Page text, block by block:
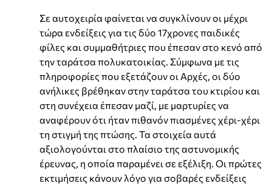
Σε αυτοχειρία φαίνεται να συγκλίνουν οι μέχρι
τώρα ενδείξεις για τις δύο 17χρονες παιδικές
φίλες και συμμαθήτριες που έπεσαν στο κενό από
την ταράτσα πολυκατοικίας. Σύμφωνα με τις
πληροφορίες που εξετάζουν οι Αρχές, οι δύο
ανήλικες βρέθηκαν στην ταράτσα του κτιρίου και
στη συνέχεια έπεσαν μαζί, με μαρτυρίες να
αναφέρουν ότι ήταν πιθανόν πιασμένες χέρι-χέρι
τη στιγμή της πτώσης. Τα στοιχεία αυτά
αξιολογούνται στο πλαίσιο της αστυνομικής
έρευνας, η οποία παραμένει σε εξέλιξη. Οι πρώτες
εκτιμήσεις κάνουν λόγο για σοβαρές ενδείξεις